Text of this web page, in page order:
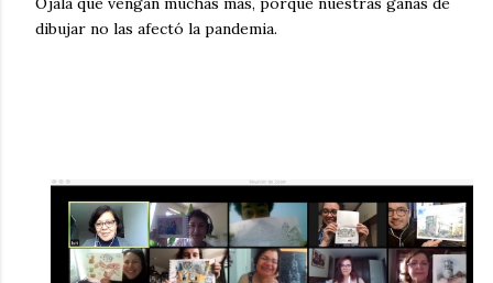
dibujar no las afectó la pandemia.